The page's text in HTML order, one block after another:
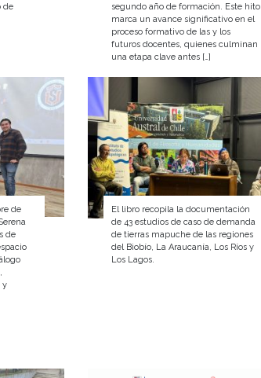
de
segundo año de formación. Este hito
marca un avance significativo en el
proceso formativo de las y los
futuros docentes, quienes culminan
una etapa clave antes […]
de
de
y
El libro recopila la documentación
de 43 estudios de caso de demanda
de tierras mapuche de las regiones
del Biobío, La Araucanía, Los Ríos y
Los Lagos.